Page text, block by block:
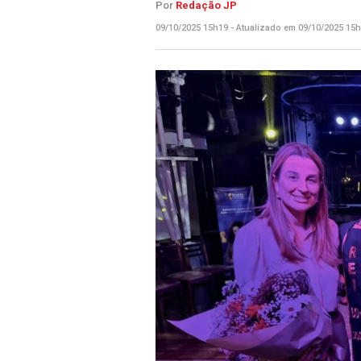
Por Redação JP
09/10/2025 15h19 - Atualizado em 09/10/2025